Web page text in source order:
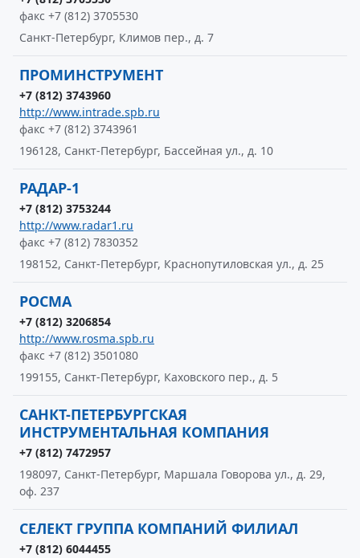
факс +7 (812) 3705530
Санкт-Петербург, Климов пер., д. 7
ПРОМИНСТРУМЕНТ
+7 (812) 3743960
http://www.intrade.spb.ru
факс +7 (812) 3743961
196128, Санкт-Петербург, Бассейная ул., д. 10
РАДАР-1
+7 (812) 3753244
http://www.radar1.ru
факс +7 (812) 7830352
198152, Санкт-Петербург, Краснопутиловская ул., д. 25
РОСМА
+7 (812) 3206854
http://www.rosma.spb.ru
факс +7 (812) 3501080
199155, Санкт-Петербург, Каховского пер., д. 5
САНКТ-ПЕТЕРБУРГСКАЯ
ИНСТРУМЕНТАЛЬНАЯ КОМПАНИЯ
+7 (812) 7472957
198097, Санкт-Петербург, Маршала Говорова ул., д. 29,
оф. 237
СЕЛЕКТ ГРУППА КОМПАНИЙ ФИЛИАЛ
+7 (812) 6044455